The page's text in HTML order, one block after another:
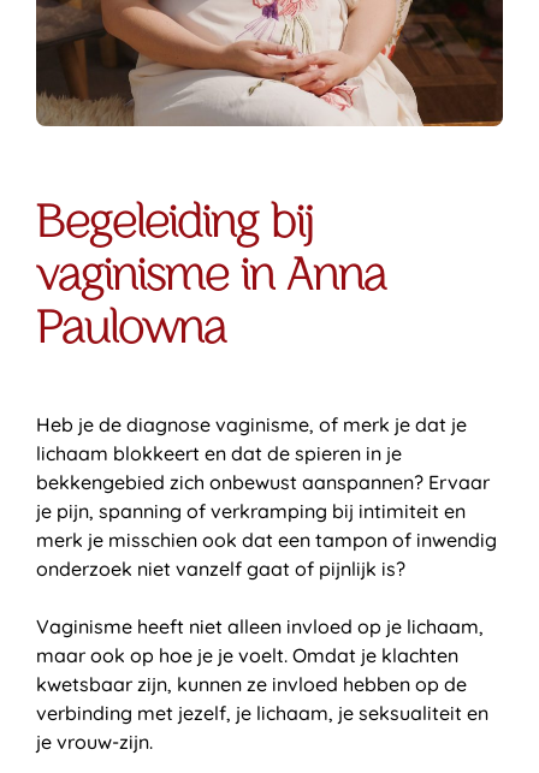
Begeleiding bij
vaginisme in Anna
Paulowna
Heb je de diagnose vaginisme, of merk je dat je
lichaam blokkeert en dat de spieren in je
bekkengebied zich onbewust aanspannen? Ervaar
je pijn, spanning of verkramping bij intimiteit en
merk je misschien ook dat een tampon of inwendig
onderzoek niet vanzelf gaat of pijnlijk is?
Vaginisme heeft niet alleen invloed op je lichaam,
maar ook op hoe je je voelt. Omdat je klachten
kwetsbaar zijn, kunnen ze invloed hebben op de
verbinding met jezelf, je lichaam, je seksualiteit en
je vrouw-zijn.